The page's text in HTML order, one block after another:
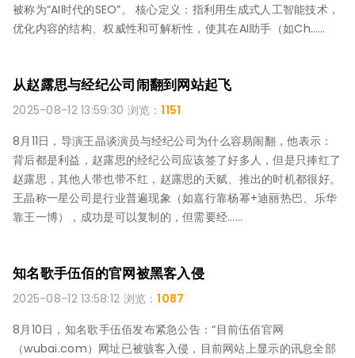
被称为“AI时代的SEO”。 ‌核心定义‌：指利用生成式人工智能技术，
优化内容的结构、权威性和可解析性，使其在AI助手（如Ch……
从赵露思与经纪公司闹翻到网站起飞
2025-08-12 13:59:30 浏览：1151
8月11日，导演王晶谈演员与经纪公司为什么容易闹翻，他表示：
背后都是利益，赵露思的经纪公司应该签了好多人，但是只捧红了
赵露思，其他人带也带不红，赵露思的天赋、推出的时机都很好。
王晶称一星公司是行业普遍现象（如嘉行靠杨幂+迪丽热巴、乐华
靠王一博），成功是可以复制的，但需要经……
知名歌手伍佰的官网被黑客入侵
2025-08-12 13:58:12 浏览：1087
8月10日，知名歌手伍佰发布紧急公告：“目前伍佰官网
（wubai.com）网址已被骇客入侵，目前网站上显示的讯息全部